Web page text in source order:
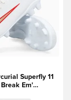
Superfly 11
Em'